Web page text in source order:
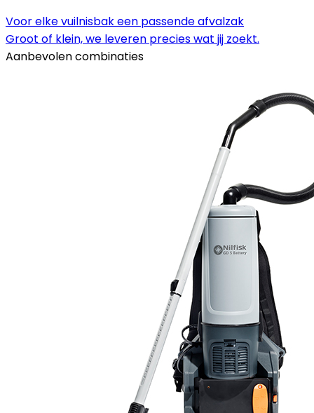
Voor elke vuilnisbak een passende afvalzak
Groot of klein, we leveren precies wat jij zoekt.
Aanbevolen combinaties